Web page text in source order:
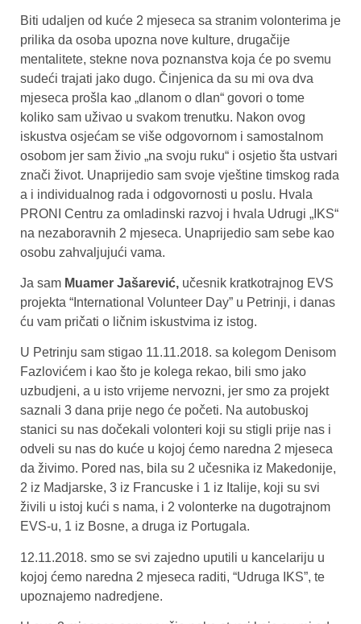
Biti udaljen od kuće 2 mjeseca sa stranim volonterima je
prilika da osoba upozna nove kulture, drugačije
mentalitete, stekne nova poznanstva koja će po svemu
sudeći trajati jako dugo. Činjenica da su mi ova dva
mjeseca prošla kao „dlanom o dlan“ govori o tome
koliko sam uživao u svakom trenutku. Nakon ovog
iskustva osjećam se više odgovornom i samostalnom
osobom jer sam živio „na svoju ruku“ i osjetio šta ustvari
znači život. Unaprijedio sam svoje vještine timskog rada
a i individualnog rada i odgovornosti u poslu. Hvala
PRONI Centru za omladinski razvoj i hvala Udrugi „IKS“
na nezaboravnih 2 mjeseca. Unaprijedio sam sebe kao
osobu zahvaljujući vama.
Ja sam Muamer Jašarević, učesnik kratkotrajnog EVS
projekta “International Volunteer Day” u Petrinji, i danas
ću vam pričati o ličnim iskustvima iz istog.
U Petrinju sam stigao 11.11.2018. sa kolegom Denisom
Fazlovićem i kao što je kolega rekao, bili smo jako
uzbudjeni, a u isto vrijeme nervozni, jer smo za projekt
saznali 3 dana prije nego će početi. Na autobuskoj
stanici su nas dočekali volonteri koji su stigli prije nas i
odveli su nas do kuće u kojoj ćemo naredna 2 mjeseca
da živimo. Pored nas, bila su 2 učesnika iz Makedonije,
2 iz Madjarske, 3 iz Francuske i 1 iz Italije, koji su svi
živili u istoj kući s nama, i 2 volonterke na dugotrajnom
EVS-u, 1 iz Bosne, a druga iz Portugala.
12.11.2018. smo se svi zajedno uputili u kancelariju u
kojoj ćemo naredna 2 mjeseca raditi, “Udruga IKS”, te
upoznajemo nadredjene.